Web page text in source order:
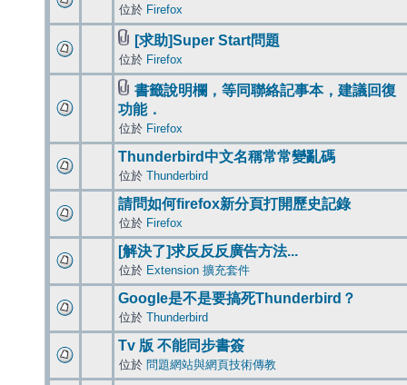
位於 Firefox
[求助]Super Start問題
位於 Firefox
書籤說明欄，等同聯絡記事本，建議回復
功能．
位於 Firefox
Thunderbird中文名稱常常變亂碼
位於 Thunderbird
請問如何firefox新分頁打開歷史記錄
位於 Firefox
[解決了]求反反反廣告方法...
位於 Extension 擴充套件
Google是不是要搞死Thunderbird？
位於 Thunderbird
Tv 版 不能同步書簽
位於 問題網站與網頁技術傳教